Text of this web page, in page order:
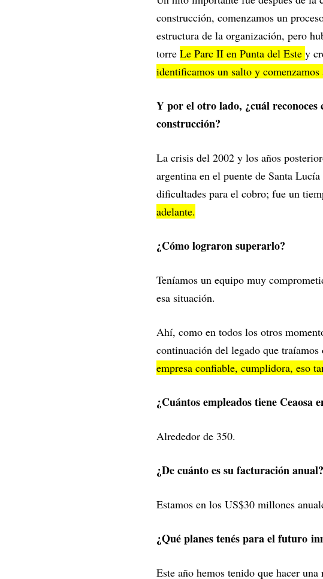
construcción, comenzamos un
estructura de la organización, pero
torre Le Parc II en Punta del Este y
identificamos un salto y comenzamos
Y por el otro lado, ¿cuál reconoces
construcción?
La crisis del 2002 y los años
argentina en el puente de Santa
dificultades para el cobro; fue un
adelante.
¿Cómo lograron superarlo?
Teníamos un equipo muy
esa situación.
Ahí, como en todos los otros
continuación del legado que
empresa confiable, cumplidora, eso
¿Cuántos empleados tiene Ceaosa
Alrededor de 350.
¿De cuánto es su facturación anual?
Estamos en los US$30 millones
¿Qué planes tenés para el futuro
Este año hemos tenido que hacer